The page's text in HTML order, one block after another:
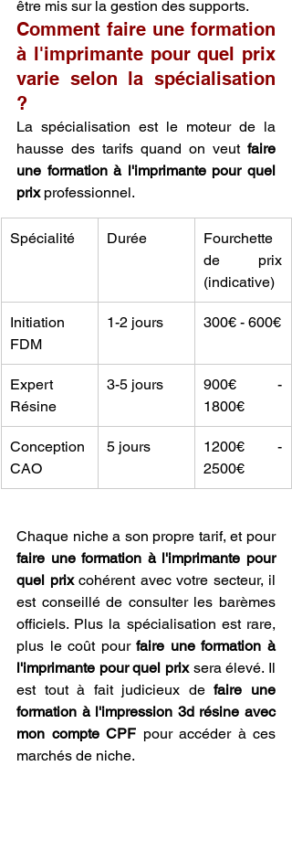
être mis sur la gestion des supports.
Comment faire une formation
à l'imprimante pour quel prix
varie selon la spécialisation
?
La spécialisation est le moteur de la
hausse des tarifs quand on veut faire
une formation à l'imprimante pour quel
prix professionnel.
Spécialité Durée
Fourchette
de prix
(indicative)
Initiation
FDM
1-2 jours 300€ - 600€
Expert
Résine
3-5 jours
900€ -
1800€
Conception
CAO
5 jours
1200€ -
2500€
Chaque niche a son propre tarif, et pour
faire une formation à l'imprimante pour
quel prix cohérent avec votre secteur, il
est conseillé de consulter les barèmes
officiels. Plus la spécialisation est rare,
plus le coût pour faire une formation à
l'imprimante pour quel prix sera élevé. Il
est tout à fait judicieux de faire une
formation à l'impression 3d résine avec
mon compte CPF pour accéder à ces
marchés de niche.